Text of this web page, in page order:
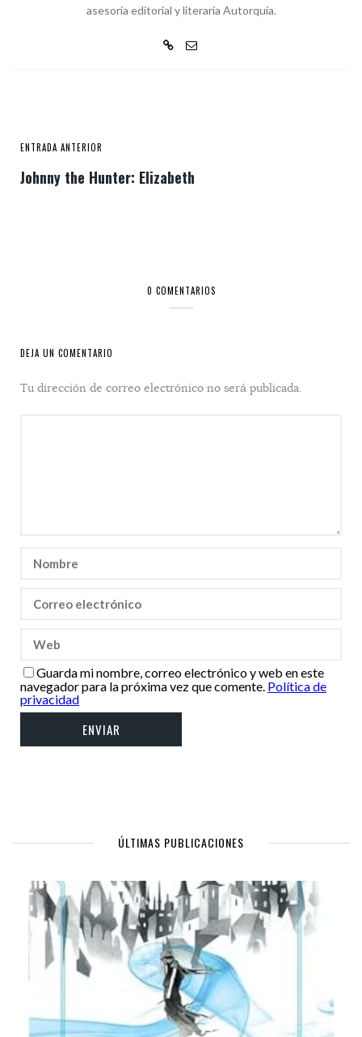
asesoría editorial y literaria Autorquía.
ENTRADA ANTERIOR
Johnny the Hunter: Elizabeth
0 COMENTARIOS
DEJA UN COMENTARIO
Tu dirección de correo electrónico no será publicada.
Guarda mi nombre, correo electrónico y web en este
navegador para la próxima vez que comente. Política de
privacidad
ÚLTIMAS PUBLICACIONES